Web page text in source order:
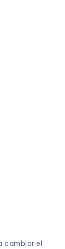
cambiar el